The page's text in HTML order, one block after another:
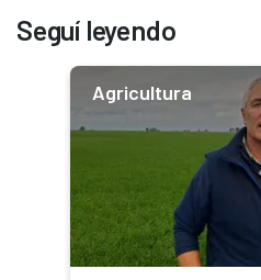
Seguí leyendo
Agricultura